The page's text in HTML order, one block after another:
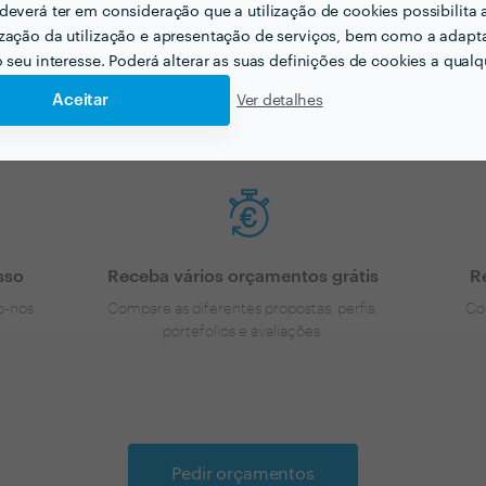
ter em consideração que a utilização de cookies possibilita
da utilização e apresentação de serviços, bem como a
seu interesse. Poderá alterar as suas definições de cookies a
Aceitar Ver detalhes
de Eventos para o seu
tem uma ideia dos preços vamos encontar o profissional
nos
Receba vários orçamentos grátis
Compare as diferentes propostas, perfis,
portefólios e avaliações.
Pedir orçamentos